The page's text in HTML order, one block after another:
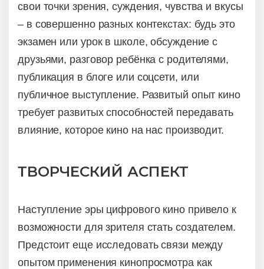
свои точки зрения, суждения, чувства и вкусы
– в совершенно разных контекстах: будь это
экзамен или урок в школе, обсуждение с
друзьями, разговор ребёнка с родителями,
публикация в блоге или соцсети, или
публичное выступление. Развитый опыт кино
требует развитых способностей передавать
влияние, которое кино на нас производит.
ТВОРЧЕСКИЙ АСПЕКТ
Наступление эры цифрового кино привело к
возможности для зрителя стать создателем.
Предстоит еще исследовать связи между
опытом применения кинопросмотра как